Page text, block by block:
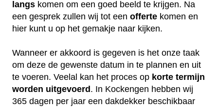
langs komen om een goed beeld te krijgen. Na
een gesprek zullen wij tot een offerte komen en
hier kunt u op het gemakje naar kijken.
Wanneer er akkoord is gegeven is het onze taak
om deze de gewenste datum in te plannen en uit
te voeren. Veelal kan het proces op korte termijn
worden uitgevoerd . In Kockengen hebben wij
365 dagen per jaar een dakdekker beschikbaar